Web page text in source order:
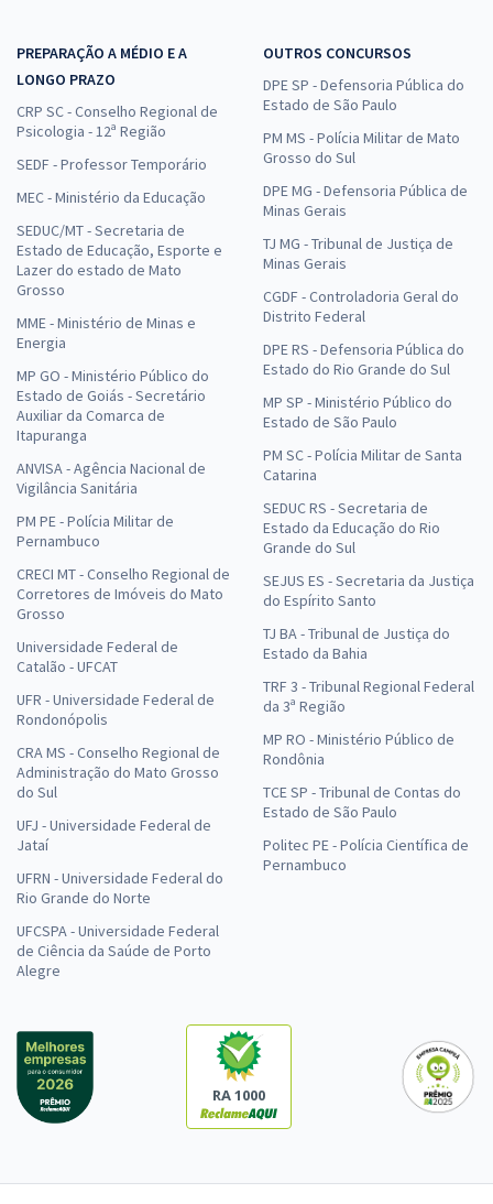
PREPARAÇÃO A MÉDIO E A
LONGO PRAZO
CRP SC - Conselho Regional de
Psicologia - 12ª Região
SEDF - Professor Temporário
MEC - Ministério da Educação
SEDUC/MT - Secretaria de
Estado de Educação, Esporte e
Lazer do estado de Mato
Grosso
MME - Ministério de Minas e
Energia
MP GO - Ministério Público do
Estado de Goiás - Secretário
Auxiliar da Comarca de
Itapuranga
ANVISA - Agência Nacional de
Vigilância Sanitária
PM PE - Polícia Militar de
Pernambuco
CRECI MT - Conselho Regional de
Corretores de Imóveis do Mato
Grosso
Universidade Federal de
Catalão - UFCAT
UFR - Universidade Federal de
Rondonópolis
CRA MS - Conselho Regional de
Administração do Mato Grosso
do Sul
UFJ - Universidade Federal de
Jataí
UFRN - Universidade Federal do
Rio Grande do Norte
UFCSPA - Universidade Federal
de Ciência da Saúde de Porto
Alegre
OUTROS CONCURSOS
DPE SP - Defensoria Pública do
Estado de São Paulo
PM MS - Polícia Militar de Mato
Grosso do Sul
DPE MG - Defensoria Pública de
Minas Gerais
TJ MG - Tribunal de Justiça de
Minas Gerais
CGDF - Controladoria Geral do
Distrito Federal
DPE RS - Defensoria Pública do
Estado do Rio Grande do Sul
MP SP - Ministério Público do
Estado de São Paulo
PM SC - Polícia Militar de Santa
Catarina
SEDUC RS - Secretaria de
Estado da Educação do Rio
Grande do Sul
SEJUS ES - Secretaria da Justiça
do Espírito Santo
TJ BA - Tribunal de Justiça do
Estado da Bahia
TRF 3 - Tribunal Regional Federal
da 3ª Região
MP RO - Ministério Público de
Rondônia
TCE SP - Tribunal de Contas do
Estado de São Paulo
Politec PE - Polícia Científica de
Pernambuco
RA 1000